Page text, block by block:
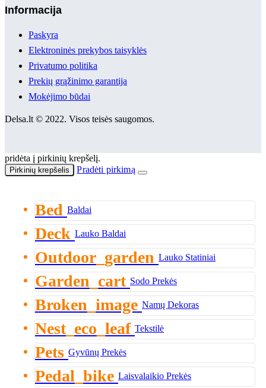
Informacija
Paskyra
Elektroninės prekybos taisyklės
Privatumo politika
Prekių grąžinimo garantija
Mokėjimo būdai
Delsa.lt © 2022. Visos teisės saugomos.
pridėta į pirkinių krepšelį.
Pirkinių krepšelis Pradėti pirkimą
Bed Baldai
Deck Lauko Baldai
Outdoor_garden Lauko Statiniai
Garden_cart Sodo Prekės
Broken_image Namų Dekoras
Nest_eco_leaf Tekstilė
Pets Gyvūnų Prekės
Pedal_bike Laisvalaikio Prekės